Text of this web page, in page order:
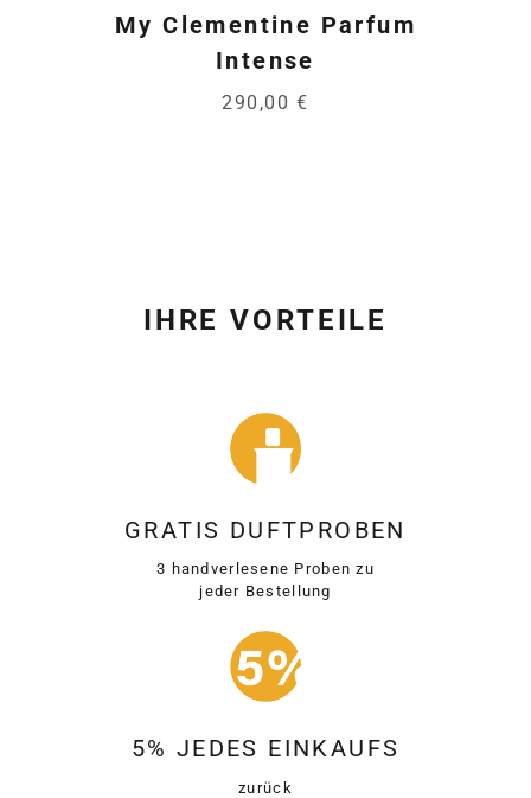
My Clementine Parfum
Intense
290,00 €
IHRE VORTEILE
GRATIS DUFTPROBEN
3 handverlesene Proben zu
jeder Bestellung
5% JEDES EINKAUFS
zurück